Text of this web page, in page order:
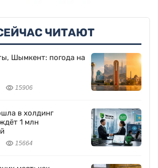
ЧИТАЮТ
Шымкент: погода на
15906
в холдинг
1 млн
15664